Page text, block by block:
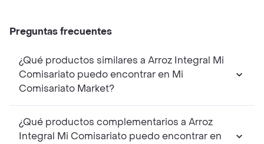
Preguntas frecuentes
¿Qué productos similares a Arroz Integral Mi
Comisariato puedo encontrar en Mi
Comisariato Market?
¿Qué productos complementarios a Arroz
Integral Mi Comisariato puedo encontrar en